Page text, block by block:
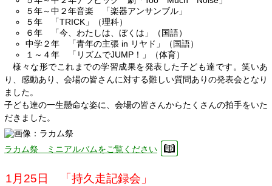
５年～中２年音楽 「楽器アンサンブル」
５年 「TRICK」（理科）
６年 「今、わたしは、ぼくは」（国語）
中学２年 「青年の主張 in リヤド」（国語）
１～４年 「リズムでJUMP！」（体育）
様々な形でこれまでの学習成果を発表した子ども達です。笑いあ
り、感動あり、会場の皆さんに対する難しい質問ありの発表会となり
ました。
子ども達の一生懸命な姿に、会場の皆さんからたくさんの拍手をいた
だきました。
ラカム祭 ミニアルバムをご覧ください
1月25日 「持久走記録会」